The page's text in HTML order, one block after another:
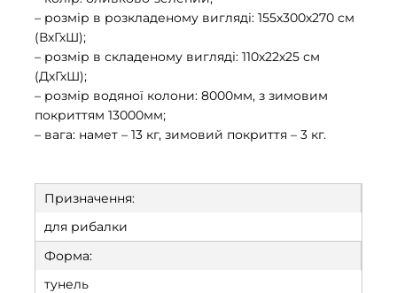
– розмір в розкладеному вигляді: 155х300х270 см
(ВхГхШ);
– розмір в складеному вигляді: 110х22х25 см
(ДхГхШ);
– розмір водяної колони: 8000мм, з зимовим
покриттям 13000мм;
– вага: намет – 13 кг, зимовий покриття – 3 кг.
Призначення:
для рибалки
Форма:
тунель